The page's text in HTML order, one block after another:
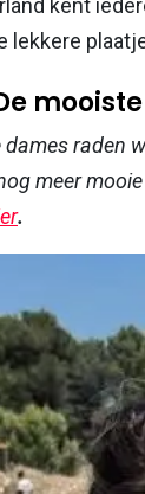
kent
lekkere
raden
meer
.